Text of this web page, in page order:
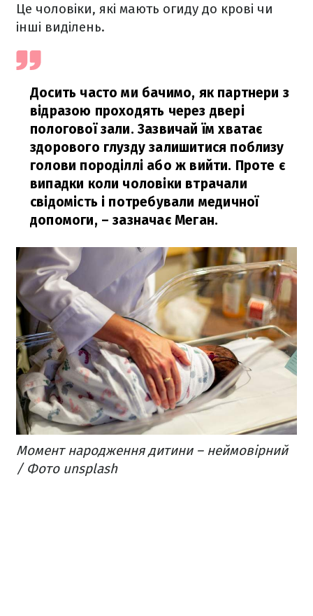
Це чоловіки, які мають огиду до крові чи
інші виділень.
Досить часто ми бачимо, як партнери з
відразою проходять через двері
пологової зали. Зазвичай їм хватає
здорового глузду залишитися поблизу
голови породіллі або ж вийти. Проте є
випадки коли чоловіки втрачали
свідомість і потребували медичної
допомоги, – зазначає Меган.
Момент народження дитини – неймовірний
/ Фото unsplash